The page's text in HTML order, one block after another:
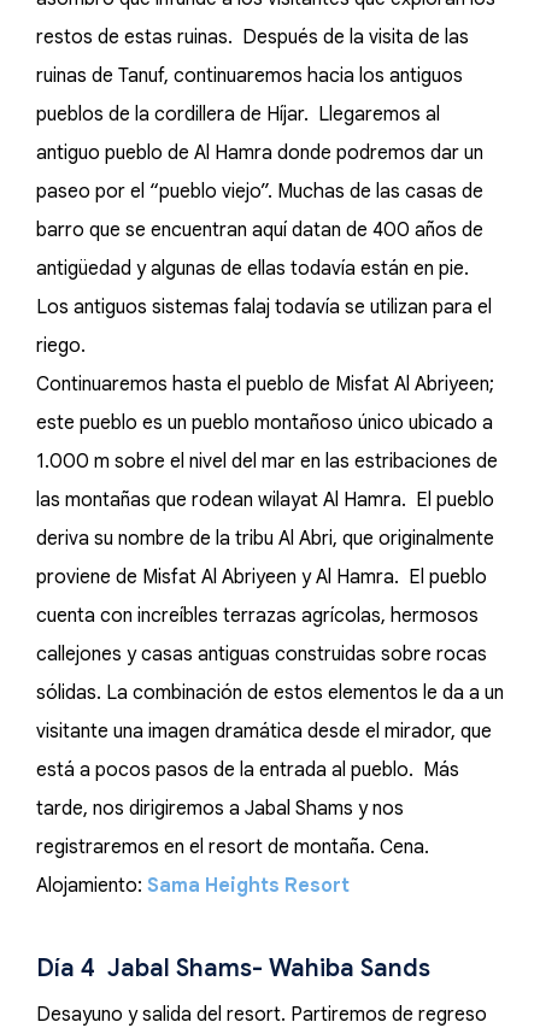
restos de estas ruinas. Después de la visita de las
ruinas de Tanuf, continuaremos hacia los antiguos
pueblos de la cordillera de Híjar. Llegaremos al
antiguo pueblo de Al Hamra donde podremos dar un
paseo por el “pueblo viejo”. Muchas de las casas de
barro que se encuentran aquí datan de 400 años de
antigüedad y algunas de ellas todavía están en pie.
Los antiguos sistemas falaj todavía se utilizan para el
riego.
Continuaremos hasta el pueblo de Misfat Al Abriyeen;
este pueblo es un pueblo montañoso único ubicado a
1.000 m sobre el nivel del mar en las estribaciones de
las montañas que rodean wilayat Al Hamra. El pueblo
deriva su nombre de la tribu Al Abri, que originalmente
proviene de Misfat Al Abriyeen y Al Hamra. El pueblo
cuenta con increíbles terrazas agrícolas, hermosos
callejones y casas antiguas construidas sobre rocas
sólidas. La combinación de estos elementos le da a un
visitante una imagen dramática desde el mirador, que
está a pocos pasos de la entrada al pueblo. Más
tarde, nos dirigiremos a Jabal Shams y nos
registraremos en el resort de montaña. Cena.
Alojamiento: Sama Heights Resort
Día 4 Jabal Shams- Wahiba Sands
Desayuno y salida del resort. Partiremos de regreso